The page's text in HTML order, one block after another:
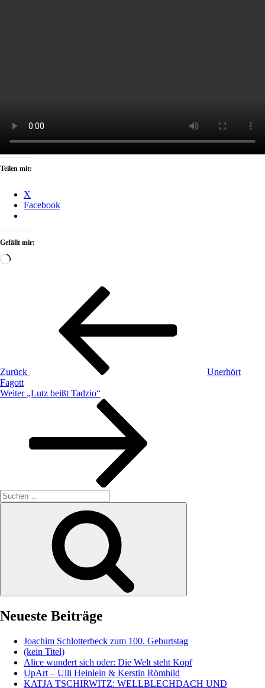
Teilen mit:
X
Facebook
Gefällt mir:
Wird
Beitragsnavigation
Zurück
Unerhört
Fagott
Nächster
Weiter „Lutz beißt Tadzio“
Suche
nach:
Neueste Beiträge
Joachim Schlotterbeck zum 100. Geburtstag
(kein Titel)
Alice wundert sich oder: Die Welt steht Kopf
UpArt – Ulli Heinlein & Kerstin Römhild
KATJA TSCHIRWITZ: WELLBLECHDACH UND